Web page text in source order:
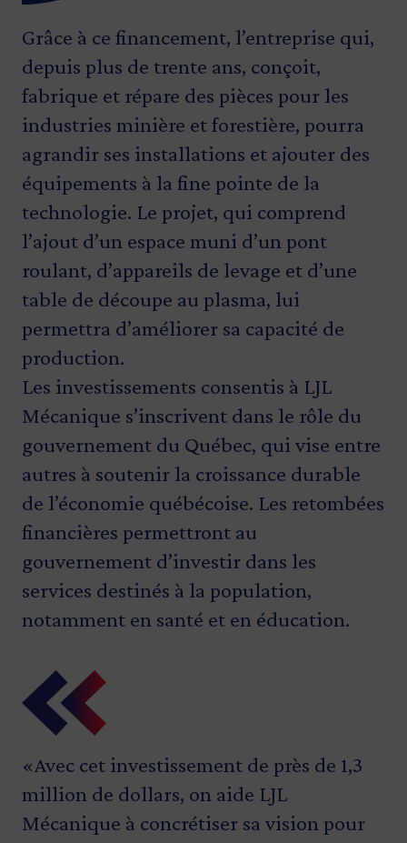
Grâce à ce financement, l’entreprise qui,
depuis plus de trente ans, conçoit,
fabrique et répare des pièces pour les
industries minière et forestière, pourra
agrandir ses installations et ajouter des
équipements à la fine pointe de la
technologie. Le projet, qui comprend
l’ajout d’un espace muni d’un pont
roulant, d’appareils de levage et d’une
table de découpe au plasma, lui
permettra d’améliorer sa capacité de
production.
Les investissements consentis à LJL
Mécanique s’inscrivent dans le rôle du
gouvernement du Québec, qui vise entre
autres à soutenir la croissance durable
de l’économie québécoise. Les retombées
financières permettront au
gouvernement d’investir dans les
services destinés à la population,
notamment en santé et en éducation.
«Avec cet investissement de près de 1,3
million de dollars, on aide LJL
Mécanique à concrétiser sa vision pour
«Les entreprises qui, comme LJL
Mécanique, mettent sur pied des projets
de modernisation contribuent à la
«LJL Mécanique est un employeur de
choix dans la région. Cet appui va lui
permettre d’offrir un milieu de travail
«Depuis plus de trente ans, LJL
Mécanique poursuit sa croissance en
répondant aux besoins des entreprises
«Grâce à ses nouveaux équipements, LJL
Mécanique a renforcé sa position de
leader dans la conception et la